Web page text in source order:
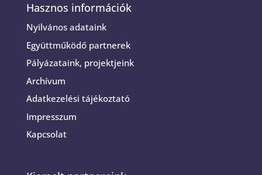
Hasznos információk
Nyilvános adataink
Együttműködő partnerek
Pályázataink, projektjeink
Archívum
Adatkezelési tájékoztató
Impresszum
Kapcsolat